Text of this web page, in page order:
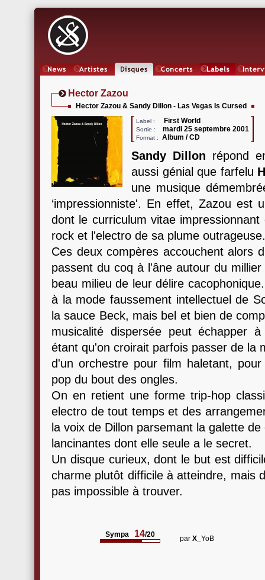
Hector Zazou
Hector Zazou & Sandy Dillon - Las Vegas Is Cursed
Label : First World
Sortie : mardi 25 septembre 2001
Format : Album / CD
Sandy Dillon répond
aussi génial que farfelu
une musique
‘impressionniste'. En effet, Zazou est
dont le curriculum vitae
rock et l'electro de sa plume outrageuse.
Ces deux compères accouchent alors
passent du coq à l'âne autour du
beau milieu de leur délire
à la mode faussement intellectuel de
la sauce Beck, mais bel et bien de
musicalité dispersée peut échapper
étant qu'on croirait parfois passer de la
d'un orchestre pour film haletant,
pop du bout des ongles.
On en retient une forme trip-hop
electro de tout temps et des
la voix de Dillon parsemant la galette
lancinantes dont elle seule a le secret.
Un disque curieux, dont le but est
charme plutôt difficile à atteindre, mais
pas impossible à trouver.
Sympa 14/20 par X_ YoB